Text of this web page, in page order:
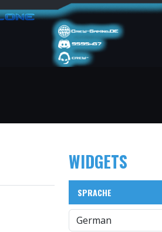
WIDGETS
SPRACHE